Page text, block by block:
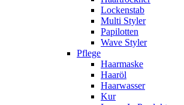
Lockenstab
Multi Styler
Papilotten
Wave Styler
Pflege
Haarmaske
Haaröl
Haarwasser
Kur